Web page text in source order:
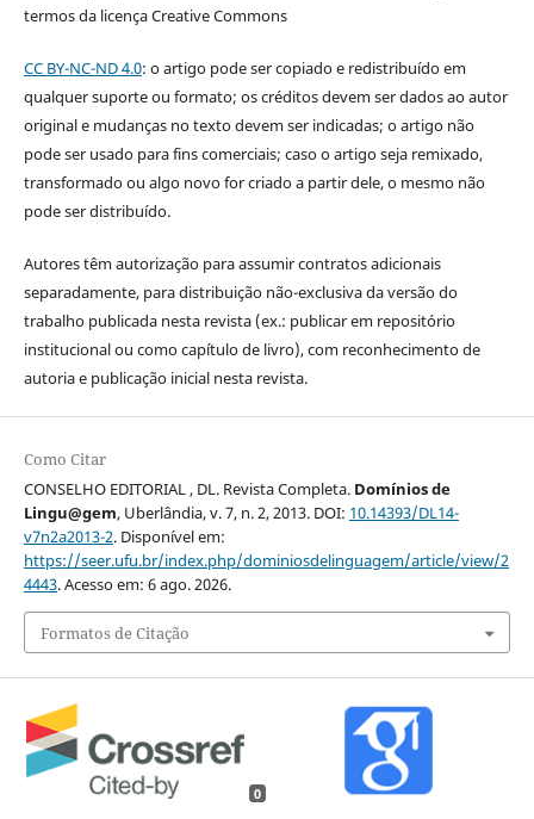
termos da licença Creative Commons
CC BY-NC-ND 4.0: o artigo pode ser copiado e redistribuído em
qualquer suporte ou formato; os créditos devem ser dados ao autor
original e mudanças no texto devem ser indicadas; o artigo não
pode ser usado para fins comerciais; caso o artigo seja remixado,
transformado ou algo novo for criado a partir dele, o mesmo não
pode ser distribuído.
Autores têm autorização para assumir contratos adicionais
separadamente, para distribuição não-exclusiva da versão do
trabalho publicada nesta revista (ex.: publicar em repositório
institucional ou como capítulo de livro), com reconhecimento de
autoria e publicação inicial nesta revista.
Como Citar
CONSELHO EDITORIAL , DL. Revista Completa. Domínios de
Lingu@gem, Uberlândia, v. 7, n. 2, 2013. DOI: 10.14393/DL14-
v7n2a2013-2. Disponível em:
https://seer.ufu.br/index.php/dominiosdelinguagem/article/view/2
4443. Acesso em: 6 ago. 2026.
Formatos de Citação
0